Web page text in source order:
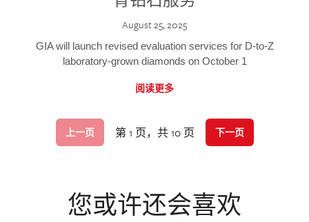
August 25, 2025
GIA will launch revised evaluation services for D-to-Z
laboratory-grown diamonds on October 1
阅读更多
上一页 第 1 页，共 10 页 下一页
您或许还会喜欢